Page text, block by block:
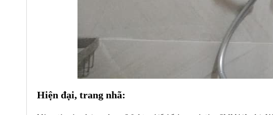
Hiện đại, trang nhã: